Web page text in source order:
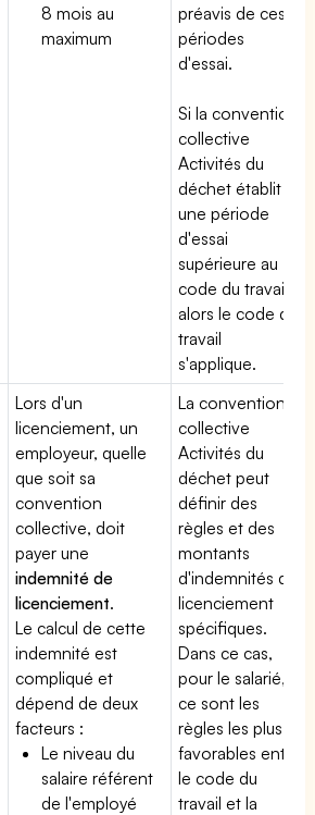
8 mois au
maximum
préavis de ces
périodes
d'essai.
Si la convention
collective
Activités du
déchet établit
une période
d'essai
supérieure au
code du travail,
alors le code du
travail
s'applique.
Lors d'un
licenciement, un
employeur, quelle
que soit sa
convention
collective, doit
payer une
indemnité de
licenciement.
Le calcul de cette
indemnité est
compliqué et
dépend de deux
facteurs :
Le niveau du
salaire référent
de l'employé
La convention
collective
Activités du
déchet peut
définir des
règles et des
montants
d'indemnités de
licenciement
spécifiques.
Dans ce cas,
pour le salarié,
ce sont les
règles les plus
favorables entre
le code du
travail et la